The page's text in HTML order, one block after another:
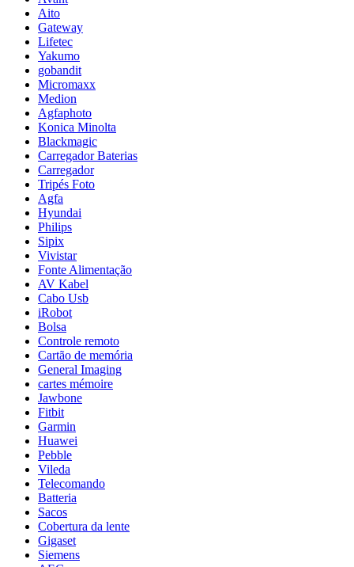
Aito
Gateway
Lifetec
Yakumo
gobandit
Micromaxx
Medion
Agfaphoto
Konica Minolta
Blackmagic
Carregador Baterias
Carregador
Tripés Foto
Agfa
Hyundai
Philips
Sipix
Vivistar
Fonte Alimentação
AV Kabel
Cabo Usb
iRobot
Bolsa
Controle remoto
Cartão de memória
General Imaging
cartes mémoire
Jawbone
Fitbit
Garmin
Huawei
Pebble
Vileda
Telecomando
Batteria
Sacos
Cobertura da lente
Gigaset
Siemens